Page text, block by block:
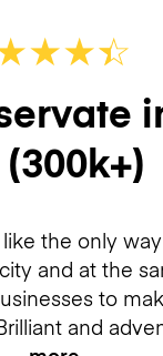
★★☆
★
(300k+)
the only
and at the
to
and